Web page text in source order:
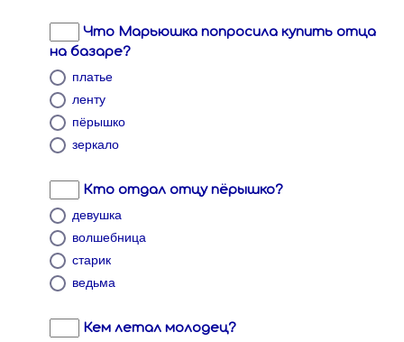
Что Марьюшка попросила купить отца
на базаре?
платье
ленту
пёрышко
зеркало
Кто отдал отцу пёрышко?
девушка
волшебница
старик
ведьма
Кем летал молодец?